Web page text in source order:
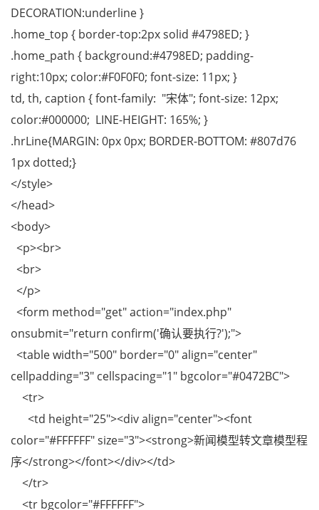
DECORATION:underline }
.home_top { border-top:2px solid #4798ED; }
.home_path { background:#4798ED; padding-
right:10px; color:#F0F0F0; font-size: 11px; }
td, th, caption { font-family: "宋体"; font-size: 12px;
color:#000000; LINE-HEIGHT: 165%; }
.hrLine{MARGIN: 0px 0px; BORDER-BOTTOM: #807d76
1px dotted;}
</style>
</head>
<body>
<p><br>
<br>
</p>
<form method="get" action="index.php"
onsubmit="return confirm('确认要执行?');">
<table width="500" border="0" align="center"
cellpadding="3" cellspacing="1" bgcolor="#0472BC">
<tr>
<td height="25"><div align="center"><font
color="#FFFFFF" size="3"><strong>新闻模型转文章模型程
序</strong></font></div></td>
</tr>
<tr bgcolor="#FFFFFF">